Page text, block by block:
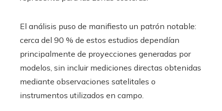
El análisis puso de manifiesto un patrón notable:
cerca del 90 % de estos estudios dependían
principalmente de proyecciones generadas por
modelos, sin incluir mediciones directas obtenidas
mediante observaciones satelitales o
instrumentos utilizados en campo.